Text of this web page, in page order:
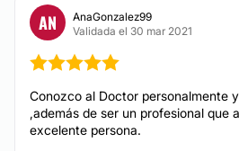
Rosácea
Tratamiento acné
TRATAMIENTOS DE BELLEZA
AN
AnaGonzalez99
Validada el 30 mar 2021
Conozco al Doctor personalmente
,además de ser un profesional que
excelente persona.